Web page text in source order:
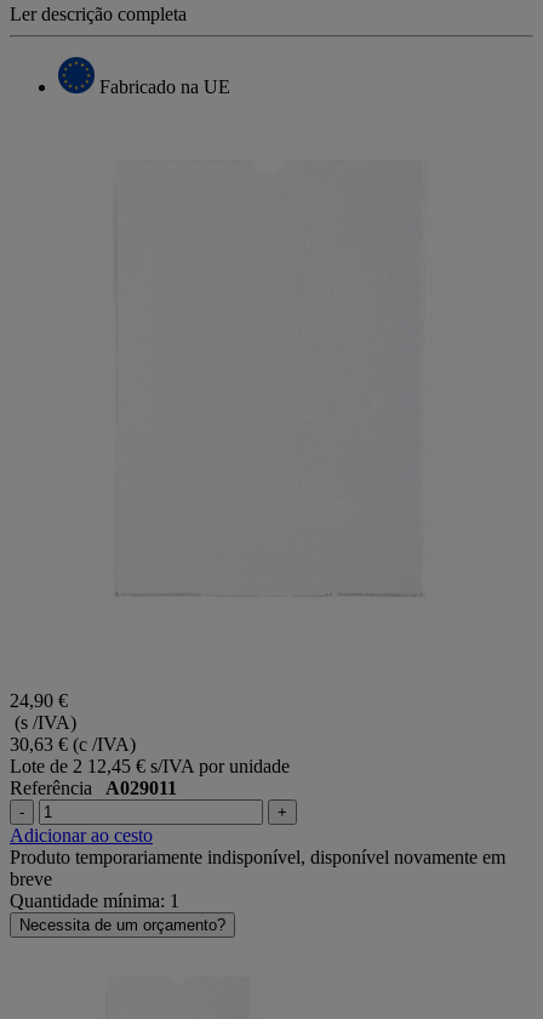
Link
para
mesma
página.
Ler descrição completa
Fabricado na UE
24,90 €
(s /IVA)
30,63 € (c /IVA)
Lote de 2 12,45 € s/IVA por unidade
Referência A029011
- +
Adicionar ao cesto
Produto temporariamente indisponível, disponível novamente em
breve
Quantidade mínima: 1
Necessita de um orçamento?